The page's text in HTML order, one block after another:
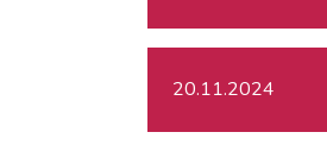
20.11.2024